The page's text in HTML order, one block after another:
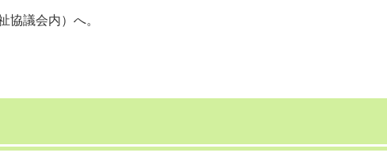
協議会内）へ。